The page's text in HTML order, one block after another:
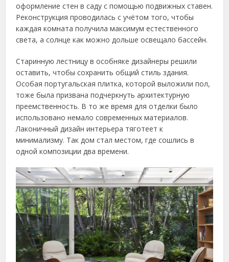
оформление стен в саду с помощью подвижных ставен.
Реконструкция проводилась с учётом того, чтобы
каждая комната получила максимум естественного
света, а солнце как можно дольше освещало бассейн.
Старинную лестницу в особняке дизайнеры решили
оставить, чтобы сохранить общий стиль здания.
Особая португальская плитка, которой выложили пол,
тоже была призвана подчеркнуть архитектурную
преемственность. В то же время для отделки было
использовано немало современных материалов.
Лаконичный дизайн интерьера тяготеет к
минимализму. Так дом стал местом, где сошлись в
одной композиции два времени.